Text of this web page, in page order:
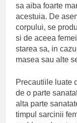
sa aiba foarte
acestuia. De
corpului, se
si de aceea
starea sa, in
masea sau alte
Precautiile luate
de o parte
alta parte
timpul sarcinii